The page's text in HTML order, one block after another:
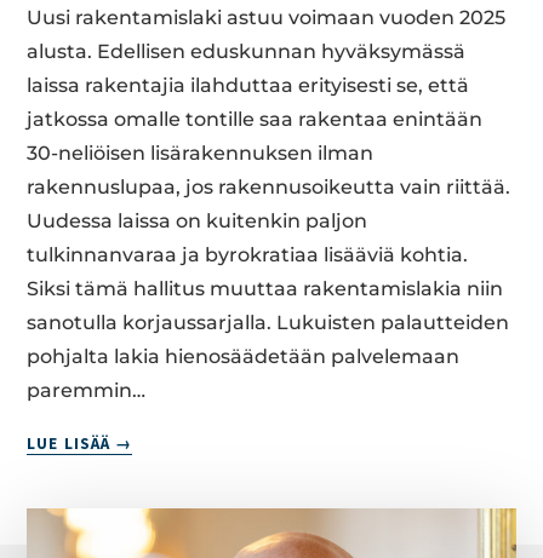
JA
VAI­
TA­
VUUS
Uusi rakentamislaki astuu voimaan vuoden 2025
alusta. Edellisen eduskunnan hyväksymässä
laissa rakentajia ilahduttaa erityisesti se, että
jatkossa omalle tontille saa rakentaa enintään
30-neliöisen lisärakennuksen ilman
rakennuslupaa, jos rakennusoikeutta vain riittää.
Uudessa laissa on kuitenkin paljon
tulkinnanvaraa ja byrokratiaa lisääviä kohtia.
Siksi tämä hallitus muuttaa rakentamislakia niin
sanotulla korjaussarjalla. Lukuisten palautteiden
pohjalta lakia hienosäädetään palvelemaan
paremmin…
LUE LISÄÄ
BY­
TIAA